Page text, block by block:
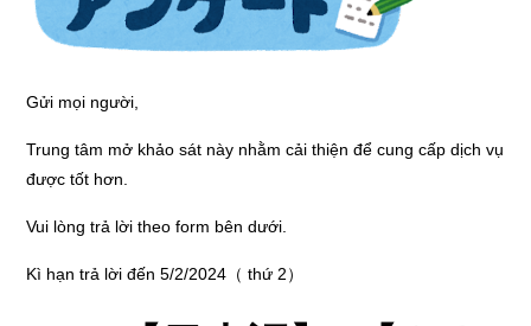
Gửi mọi người,
Trung tâm mở khảo sát này nhằm cải thiện để cung cấp dịch vụ
được tốt hơn.
Vui lòng trả lời theo form bên dưới.
Kì hạn trả lời đến 5/2/2024（ thứ 2）